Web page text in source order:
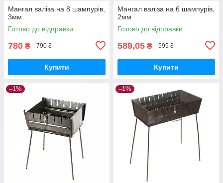
Мангал валіза на 8 шампурів,
3мм
Готово до відправки
780 ₴ 790 ₴
Купити
Мангал валіза на 6 шампурів,
2мм
Готово до відправки
589,05 ₴ 595 ₴
Купити
–1% –1%